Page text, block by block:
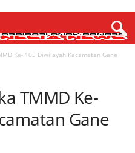
Ke- 105 Diwilayah Kacamatan Gane
TMMD Ke-
Gane